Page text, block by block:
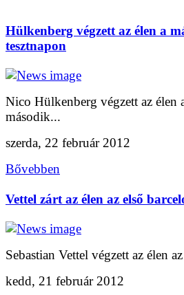
Hülkenberg végzett az élen a
tesztnapon
Nico Hülkenberg végzett az élen
második...
szerda, 22 február 2012
Bővebben
Vettel zárt az élen az első
Sebastian Vettel végzett az élen
kedd, 21 február 2012